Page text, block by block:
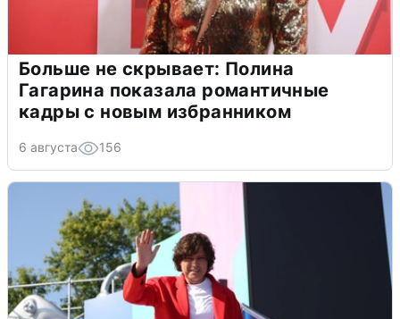
Больше не скрывает: Полина
Гагарина показала романтичные
кадры с новым избранником
6 августа 156